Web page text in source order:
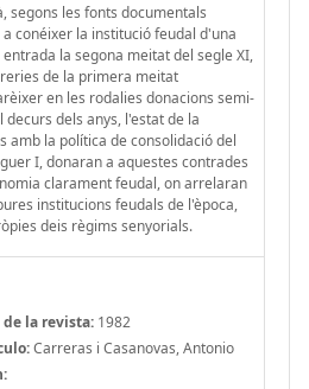
segons les fonts documentals
conéixer la institució feudal d'una
la segona meitat del segle XI,
de la primera meitat
en les rodalies donacions semi-
decurs dels anys, l'estat de la
amb la política de consolidació del
I, donaran a aquestes contrades
clarament feudal, on arrelaran
institucions feudals de l'època,
deis règims senyorials.
la revista: 1982
Carreras i Casanovas, Antonio